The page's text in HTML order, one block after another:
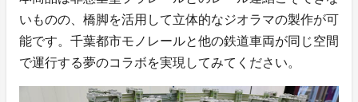
いものの、橋脚を活用して立体的なジオラマの製作が可
能です。千葉都市モノレールと他の鉄道車両が同じ空間
で運行する夢のコラボを実現してみてください。